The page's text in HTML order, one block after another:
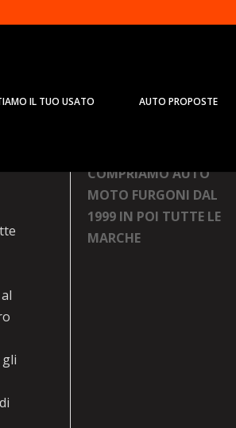
IL TUO USATO AUTO PROPOSTE
COMPRIAMO AUTO
MOTO FURGONI DAL
1999 IN POI TUTTE LE
MARCHE